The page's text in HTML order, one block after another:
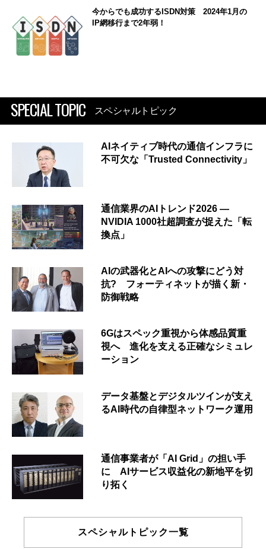
今からでも成功するISDN対策 2024年1月の
IP網移行まで2年弱！
SPECIAL TOPIC スペシャルトピック
AIネイティブ時代の通信インフラに
不可欠な「Trusted Connectivity」
通信業界のAIトレンド2026 ―
NVIDIA 1000社超調査が捉えた「転
換点」
AIの武器化とAIへの攻撃にどう対
抗? フォーティネットが描く新・
防御戦略
6Gはスペック重視から体感品質重
視へ 進化を支える正確なシミュレ
ーション
データ基盤とデジタルツインが支え
るAI時代の自律型ネットワーク運用
通信事業者が「AI Grid」の担い手
に AIサービス収益化の新地平を切
り拓く
スペシャルトピック一覧